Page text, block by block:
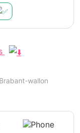
Brabant-wallon